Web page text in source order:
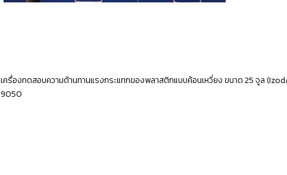
เครื่องทดสอบความต้านทานแรงกระแทกของพลาสติกแบบค้อนเหวี่ยง ขนาด 25 จูล
9050